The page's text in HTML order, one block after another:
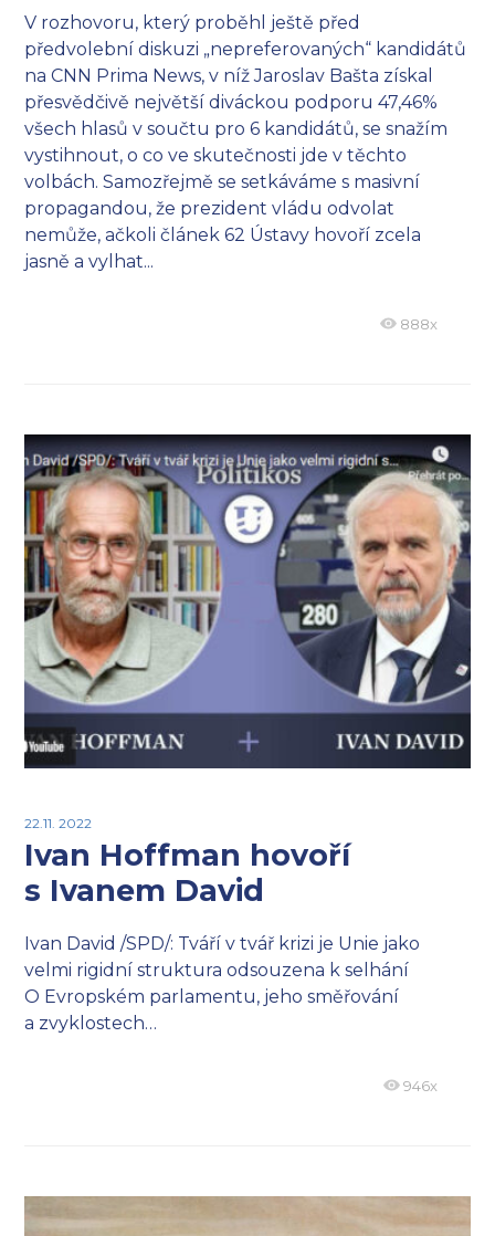
V rozhovoru, který proběhl ještě před
předvolební diskuzi „nepreferovaných“ kandidátů
na CNN Prima News, v níž Jaroslav Bašta získal
přesvědčivě největší diváckou podporu 47,46%
všech hlasů v součtu pro 6 kandidátů, se snažím
vystihnout, o co ve skutečnosti jde v těchto
volbách. Samozřejmě se setkáváme s masivní
propagandou, že prezident vládu odvolat
nemůže, ačkoli článek 62 Ústavy hovoří zcela
jasně a vylhat...
888x
22.11. 2022
Ivan Hoffman hovoří
s Ivanem David
Ivan David /SPD/: Tváří v tvář krizi je Unie jako
velmi rigidní struktura odsouzena k selhání
O Evropském parlamentu, jeho směřování
a zvyklostech…
946x